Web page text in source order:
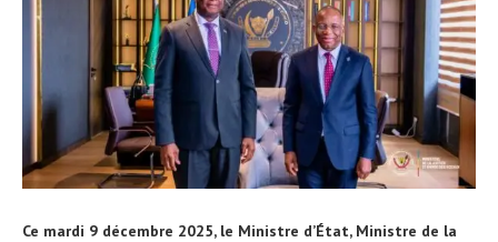
Ce mardi 9 décembre 2025, le Ministre d’État, Ministre de la